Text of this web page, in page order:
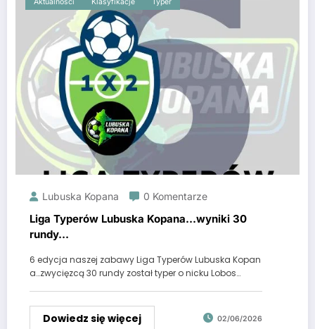
Lubuska Kopana 0 Komentarze
Liga Typerów Lubuska Kopana…wyniki 30
rundy…
6 edycja naszej zabawy Liga Typerów Lubuska Kopan
a…zwycięzcą 30 rundy został typer o nicku Lobos…
Dowiedz się więcej 02/06/2026